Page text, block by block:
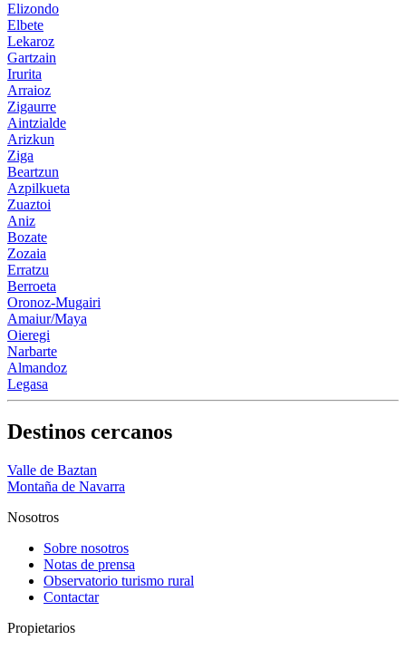
Elizondo
Elbete
Lekaroz
Gartzain
Irurita
Arraioz
Zigaurre
Aintzialde
Arizkun
Ziga
Beartzun
Azpilkueta
Zuaztoi
Aniz
Bozate
Zozaia
Erratzu
Berroeta
Oronoz-Mugairi
Amaiur/Maya
Oieregi
Narbarte
Almandoz
Legasa
Destinos cercanos
Valle de Baztan
Montaña de Navarra
Nosotros
Sobre nosotros
Notas de prensa
Observatorio turismo rural
Contactar
Propietarios